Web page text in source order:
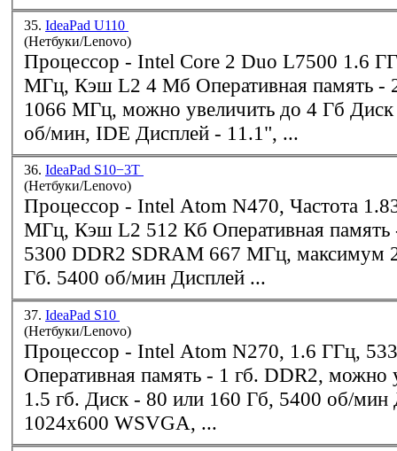
35. IdeaPad U110
(Нетбуки/Lenovo)
Процессор - Intel Core 2 Duo L7500 1.6 ГГц, Шина 800
1066 МГц, можно увеличить до 4 Гб Диск - 120 Гб, 4200
об/мин, IDE Дисплей - 11.1", ...
36. IdeaPad S10−3T
(Нетбуки/Lenovo)
Процессор - Intel Atom N470, Частота 1.83 ГГц, Шина 667
МГц, Кэш L2 512 Кб Оперативная память - 1 Гб, PC2-
5300 DDR2 SDRAM 667 МГц, максимум 2Гб Диск
Гб. 5400 об/мин Дисплей ...
37. IdeaPad S10
(Нетбуки/Lenovo)
Процессор - Intel Atom N270, 1.6 ГГц, 533 МГц, 512 Кб
Оперативная память - 1 гб. DDR2, можно
1.5 гб. Диск - 80 или 160 Гб, 5400 об/мин Дисплей - 10.2",
1024x600 WSVGA, ...